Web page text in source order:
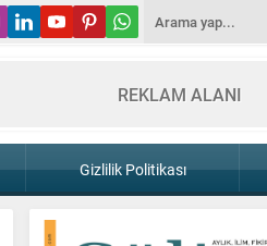
REKLAM ALANI
Gizlilik Politikası